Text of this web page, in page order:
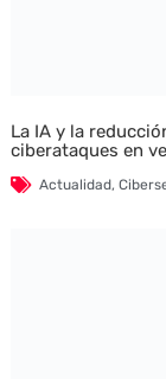
La IA y la
ciberataques en
Actualidad,